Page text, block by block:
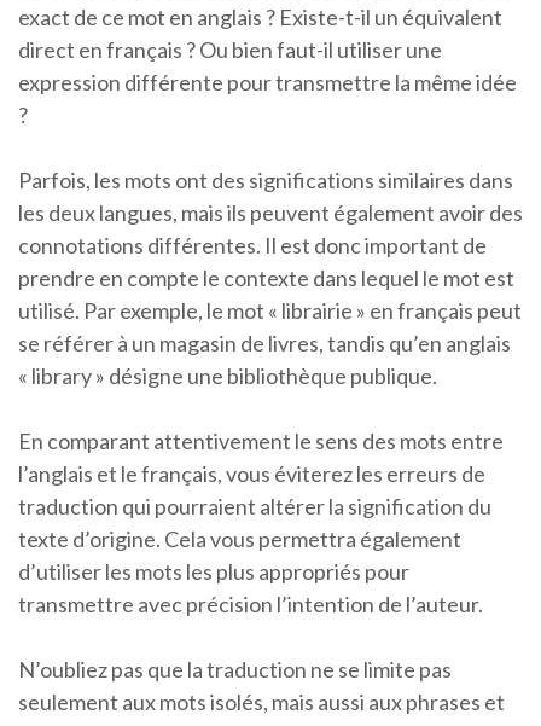
exact de ce mot en anglais ? Existe-t-il un équivalent
direct en français ? Ou bien faut-il utiliser une
expression différente pour transmettre la même idée
?
Parfois, les mots ont des significations similaires dans
les deux langues, mais ils peuvent également avoir des
connotations différentes. Il est donc important de
prendre en compte le contexte dans lequel le mot est
utilisé. Par exemple, le mot « librairie » en français peut
se référer à un magasin de livres, tandis qu’en anglais
« library » désigne une bibliothèque publique.
En comparant attentivement le sens des mots entre
l’anglais et le français, vous éviterez les erreurs de
traduction qui pourraient altérer la signification du
texte d’origine. Cela vous permettra également
d’utiliser les mots les plus appropriés pour
transmettre avec précision l’intention de l’auteur.
N’oubliez pas que la traduction ne se limite pas
seulement aux mots isolés, mais aussi aux phrases et